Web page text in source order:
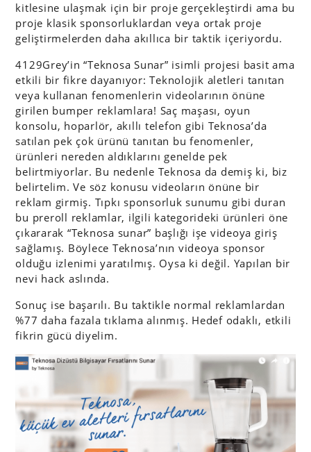
kitlesine ulaşmak için bir proje gerçekleştirdi ama bu
proje klasik sponsorluklardan veya ortak proje
geliştirmelerden daha akıllıca bir taktik içeriyordu.
4129Grey’in “Teknosa Sunar” isimli projesi basit ama
etkili bir fikre dayanıyor: Teknolojik aletleri tanıtan
veya kullanan fenomenlerin videolarının önüne
girilen bumper reklamlara! Saç maşası, oyun
konsolu, hoparlör, akıllı telefon gibi Teknosa’da
satılan pek çok ürünü tanıtan bu fenomenler,
ürünleri nereden aldıklarını genelde pek
belirtmiyorlar. Bu nedenle Teknosa da demiş ki, biz
belirtelim. Ve söz konusu videoların önüne bir
reklam girmiş. Tıpkı sponsorluk sunumu gibi duran
bu preroll reklamlar, ilgili kategorideki ürünleri öne
çıkararak “Teknosa sunar” başlığı işe videoya giriş
sağlamış. Böylece Teknosa’nın videoya sponsor
olduğu izlenimi yaratılmış. Oysa ki değil. Yapılan bir
nevi hack aslında.
Sonuç ise başarılı. Bu taktikle normal reklamlardan
%77 daha fazala tıklama alınmış. Hedef odaklı, etkili
fikrin gücü diyelim.